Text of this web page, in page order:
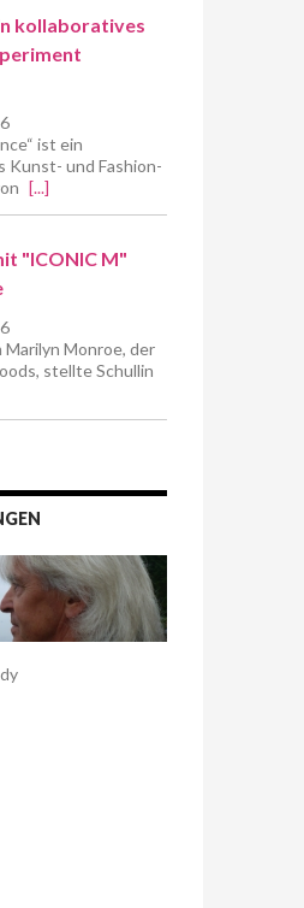
kollaboratives
ist ein
Kunst- und Fashion-
[...]
"ICONIC M"
Monroe, der
stellte Schullin